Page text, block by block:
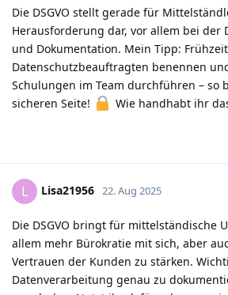
Die DSGVO stellt gerade für
Herausforderung dar, vor allem bei der
und Dokumentation. Mein Tipp:
Datenschutzbeauftragten benennen
Schulungen im Team durchführen – so
sicheren Seite!
Wie handhabt ihr
L Lisa21956 22. Aug 2025
Die DSGVO bringt für mittelständische
allem mehr Bürokratie mit sich, aber
Vertrauen der Kunden zu stärken.
Datenverarbeitung genau zu